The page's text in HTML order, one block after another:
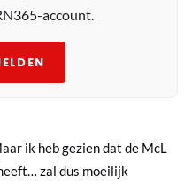
account.
ik heb gezien dat de McL
zal dus moeilijk